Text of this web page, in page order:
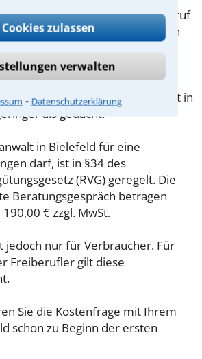
Cookies zulassen
verwalten
⁃ Datenschutzerklärung
das Kontaktformular einen Rückruf
haben, stellen wir Ihnen
mit der Sie das
vorbereiten können.
für Kündigungsschutzrecht in
als gedacht!
in Bielefeld für eine
darf, ist in §34 des
(RVG) geregelt. Die
Beratungsgespräch betragen
€ zzgl. MwSt.
jedoch nur für Verbraucher. Für
Freiberufler gilt diese
Sie die Kostenfrage mit Ihrem
schon zu Beginn der ersten